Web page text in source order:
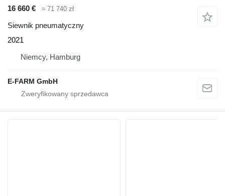
16 660 € ≈ 71 740 zł
Siewnik pneumatyczny
2021
Niemcy, Hamburg
E-FARM GmbH